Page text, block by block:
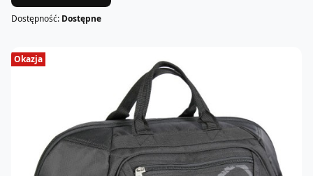
Dostępność: Dostępne
Okazja